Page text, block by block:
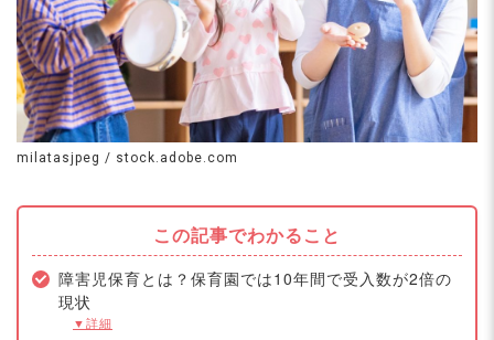
milatasjpeg / stock.adobe.com
この記事でわかること
障害児保育とは？保育園では10年間で受入数が2倍の
現状
▼詳細